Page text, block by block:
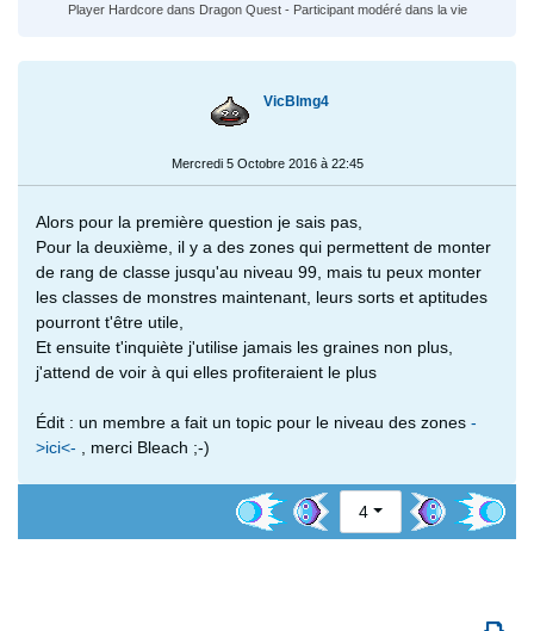
Player Hardcore dans Dragon Quest - Participant modéré dans la vie
VicBlmg4
Mercredi 5 Octobre 2016 à 22:45
Alors pour la première question je sais pas,
Pour la deuxième, il y a des zones qui permettent de monter
de rang de classe jusqu'au niveau 99, mais tu peux monter
les classes de monstres maintenant, leurs sorts et aptitudes
pourront t'être utile,
Et ensuite t'inquiète j'utilise jamais les graines non plus,
j'attend de voir à qui elles profiteraient le plus
Édit : un membre a fait un topic pour le niveau des zones -
>ici<- , merci Bleach ;-)
4